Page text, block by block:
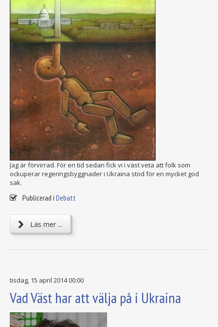
Jag är förvirrad. För en tid sedan fick vi i väst veta att folk som
ockuperar regeringsbyggnader i Ukraina stod för en mycket god
sak.
Publicerad i Debatt
Läs mer ...
tisdag, 15 april 2014 00:00
Vad Väst har att välja på i Ukraina